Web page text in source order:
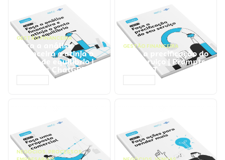
GESTÃO FINANCEIRA
Faça a análise
financeira e atinja o
ponto de equilíbrio |
Prompts ChatGPT
GESTÃO FINANCEIRA
Faça a precificação do
seu serviço | Prompts
ChatGPT
NEGÓCIOS, PROCESSOS